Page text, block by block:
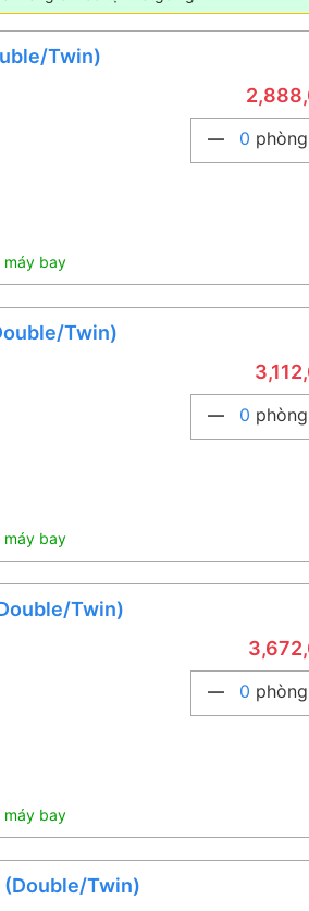
Twin)
máy bay
0 phòng
Twin)
máy bay
0 phòng
Twin)
máy bay
0 phòng
(Double/Twin)